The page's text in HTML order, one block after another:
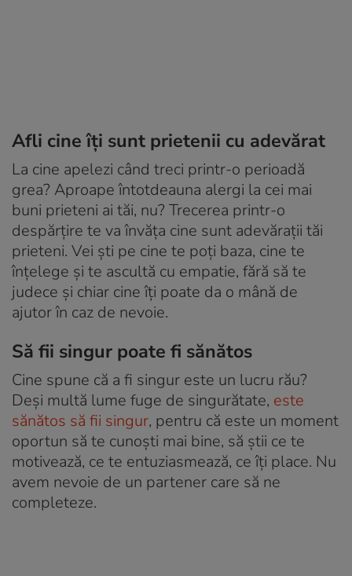
Afli cine îți sunt prietenii cu adevărat
La cine apelezi când treci printr-o perioadă
grea? Aproape întotdeauna alergi la cei mai
buni prieteni ai tăi, nu? Trecerea printr-o
despărțire te va învăța cine sunt adevărații tăi
prieteni. Vei ști pe cine te poți baza, cine te
înțelege și te ascultă cu empatie, fără să te
judece și chiar cine îți poate da o mână de
ajutor în caz de nevoie.
Să fii singur poate fi sănătos
Cine spune că a fi singur este un lucru rău?
Deși multă lume fuge de singurătate, este
sănătos să fii singur, pentru că este un moment
oportun să te cunoști mai bine, să știi ce te
motivează, ce te entuziasmează, ce îți place. Nu
avem nevoie de un partener care să ne
completeze.